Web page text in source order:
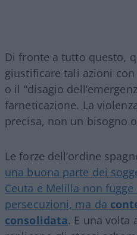
Di fronte a tutto questo,
giustificare tali azioni con
o il “disagio
farneticazione. La
precisa, non un bisogno
Le forze dell’ordine
una buona parte dei
Ceuta e Melilla non
persecuzioni, ma da
consolidata. E una volta